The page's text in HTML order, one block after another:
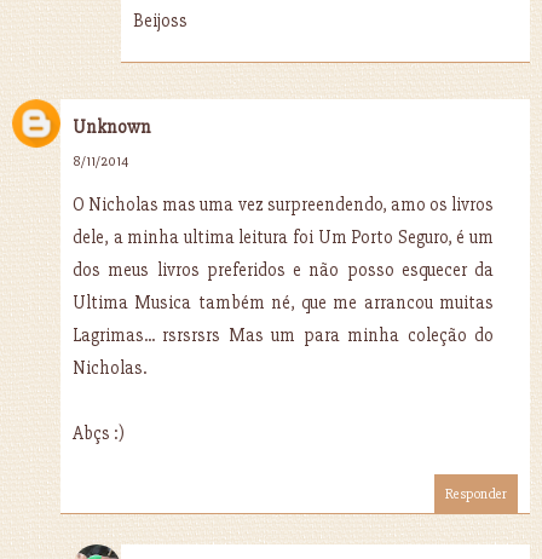
Beijoss
Unknown
8/11/2014
O Nicholas mas uma vez surpreendendo, amo os livros
dele, a minha ultima leitura foi Um Porto Seguro, é um
dos meus livros preferidos e não posso esquecer da
Ultima Musica também né, que me arrancou muitas
Lagrimas... rsrsrsrs Mas um para minha coleção do
Nicholas.
Abçs :)
Responder